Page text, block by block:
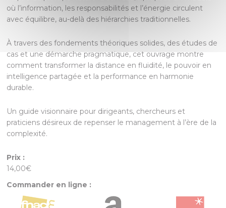
où l’information, les responsabilités et l’énergie circulent
avec équilibre, au-delà des hiérarchies traditionnelles.
À travers des fondements théoriques solides, des études de
cas et une démarche pragmatique, cet ouvrage montre
comment transformer la distance en fluidité, le pouvoir en
intelligence partagée et la performance en harmonie
durable.
Un guide visionnaire pour dirigeants, chercheurs et
praticiens désireux de repenser le management à l’ère de la
complexité.
Prix :
14,00€
Commander en ligne :